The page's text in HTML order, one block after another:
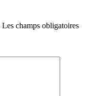
Les champs obligatoires